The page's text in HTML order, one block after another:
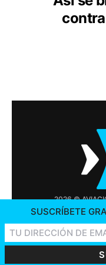
2026 ©
SUSCRÍBETE